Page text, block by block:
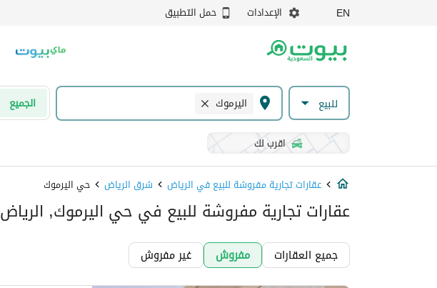
EN الإعدادات حمل التطبيق
للبيع اليرموك الجميع
اقرب لك
عقارات تجارية مفروشة للبيع في الرياض شرق الرياض حي اليرموك
عقارات تجارية مفروشة للبيع في حي اليرموك, الرياض
جميع العقارات مفروش غير مفروش